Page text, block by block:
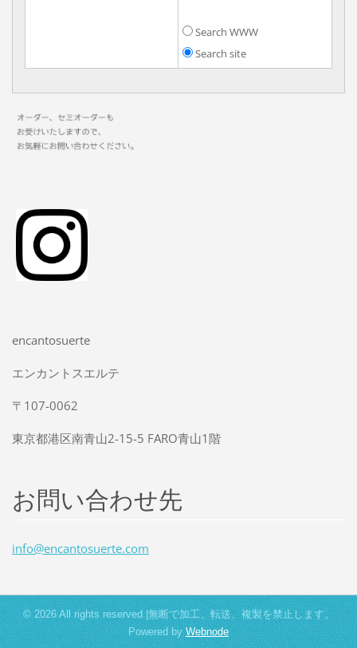
Search WWW
Search site
encantosuerte
エンカントスエルテ
〒107-0062
東京都港区南青山2-15-5 FARO青山1階
お問い合わせ先
info@encantosuerte.com
© 2026 All rights reserved.|無断で加工、転送、複製を禁止します。
Powered byWebnode